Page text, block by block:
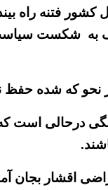
کشور فتنه راه
به شکست سیاست
نحو که شده حفظ
درحالی
اقشار